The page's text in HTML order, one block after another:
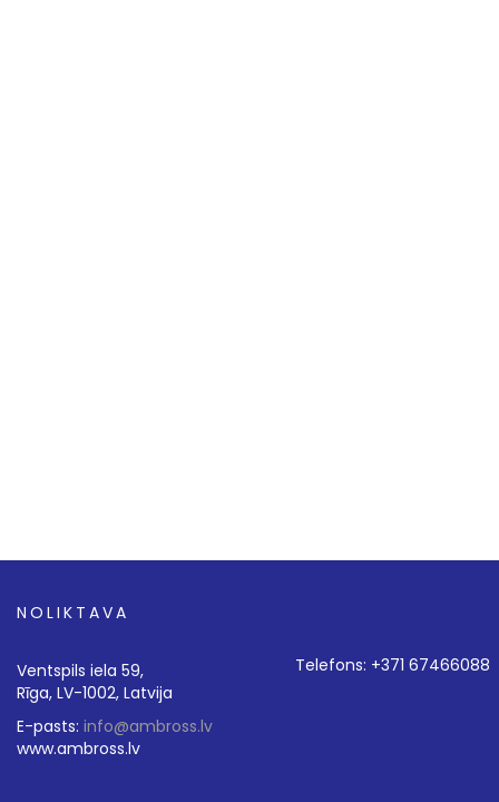
NOLIKTAVA
Ventspils iela 59,
Rīga, LV-1002, Latvija
E-pasts: info@ambross.lv
www.ambross.lv
Telefons: +371 67466088